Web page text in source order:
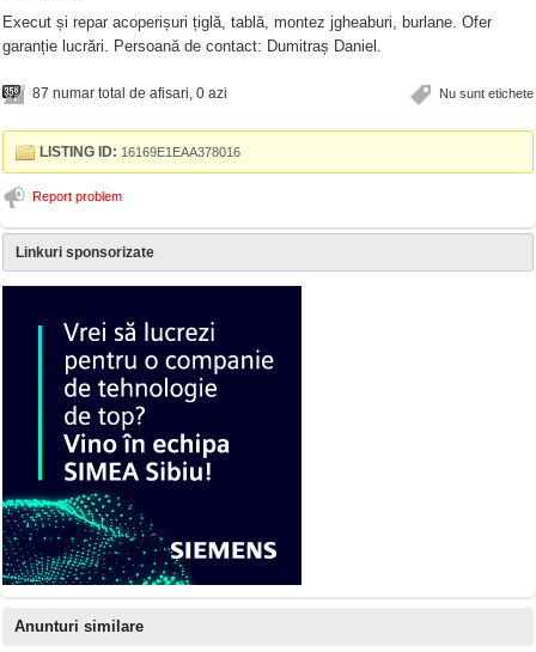
Execut și repar acoperișuri țiglă, tablă, montez jgheaburi, burlane. Ofer
garanție lucrări. Persoană de contact: Dumitraș Daniel.
Nu sunt etichete
87 numar total de afisari, 0 azi
LISTING ID: 16169E1EAA378016
Report problem
Linkuri sponsorizate
Anunturi similare